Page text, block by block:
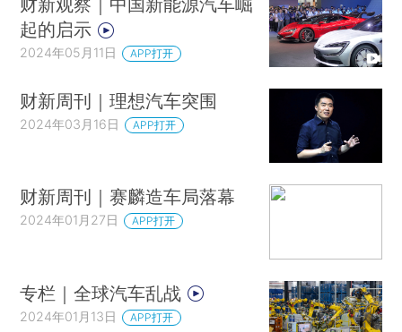
起的启示
2024年05月11日 APP打开
财新周刊｜理想汽车突围
2024年03月16日 APP打开
财新周刊｜赛麟造车局落幕
2024年01月27日 APP打开
专栏｜全球汽车乱战
2024年01月13日 APP打开